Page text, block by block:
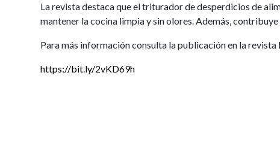
La revista destaca que el triturador de desperdicios de
mantener la cocina limpia y sin olores. Además,
Para más información consulta la publicación en la revista
https://bit.ly/2vKD69h